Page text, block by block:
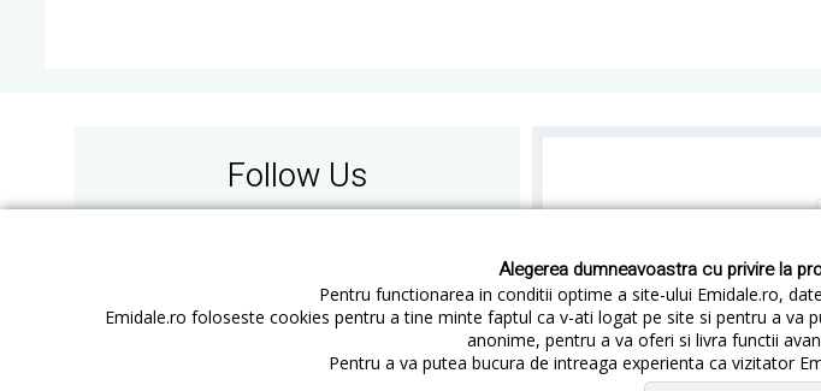
Alegerea dumneavoastra cu privire la
Pentru functionarea in conditii optime a site-ului Emidale.ro,
Emidale.ro foloseste cookies pentru a tine minte faptul ca v-ati logat pe site si pentru a
anonime, pentru a va oferi si livra functii
Pentru a va putea bucura de intreaga experienta ca vizitator
Follow Us
Cum cumperi Cum platesc Cum livram Cum returnezi